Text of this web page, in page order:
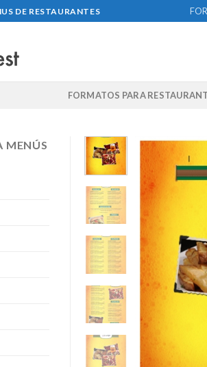
DE RESTAURANTES
FORMATOS PARA
MENÚS